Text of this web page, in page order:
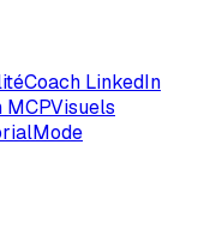
Coach LinkedIn
MCPVisuels
Mode